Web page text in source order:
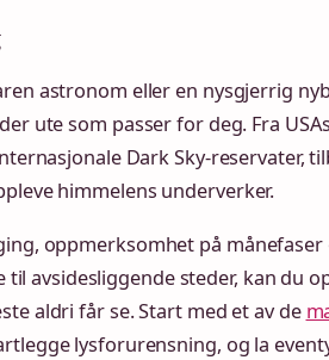
astronom eller en nysgjerrig
ute som passer for deg. Fra
Dark Sky-reservater,
himmelens underverker.
oppmerksomhet på
til avsidesliggende steder, kan du
aldri får se. Start med et av de
lysforurensning, og la